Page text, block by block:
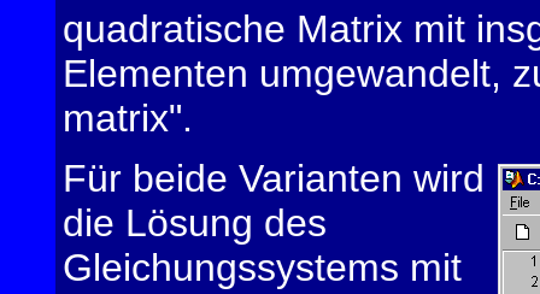
quadratische Matrix mit
Elementen umgewandelt,
matrix".
Für beide Varianten wird
die Lösung des
Gleichungssystems mit